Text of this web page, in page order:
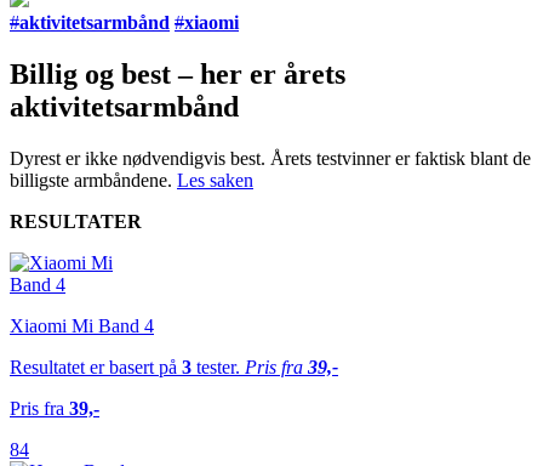
#aktivitetsarmbånd #xiaomi
Billig og best – her er årets
aktivitetsarmbånd
Dyrest er ikke nødvendigvis best. Årets testvinner er faktisk blant de
billigste armbåndene. Les saken
RESULTATER
Xiaomi Mi Band 4
Resultatet er basert på 3 tester. Pris fra 39,-
Pris fra 39,-
84